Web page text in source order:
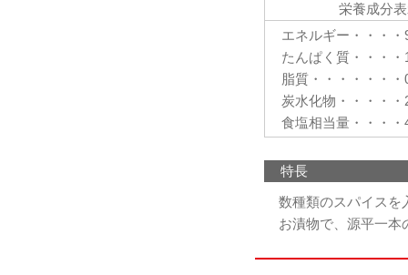
栄養成分
エネルギー・・・・
たんぱく質・・・・
脂質・・・・・・・
炭水化物・・・・・
食塩相当量・・・・
特長
数種類のスパイスを
お漬物で、源平一本